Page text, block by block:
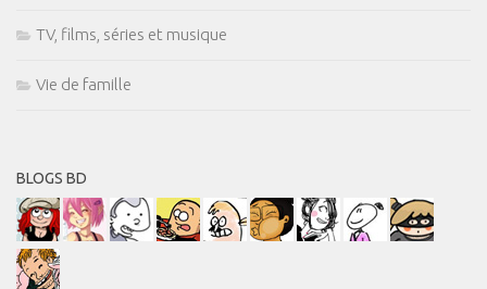
TV, films, séries et musique
Vie de famille
BLOGS BD